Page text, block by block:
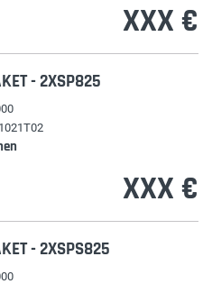
XXX €
- 2XSP825
XXX €
- 2XSPS825